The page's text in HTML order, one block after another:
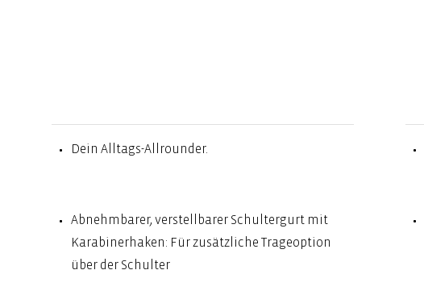
Dein Alltags-Allrounder.
Abnehmbarer, verstellbarer Schultergurt mit
Karabinerhaken: Für zusätzliche Trageoption
über der Schulter